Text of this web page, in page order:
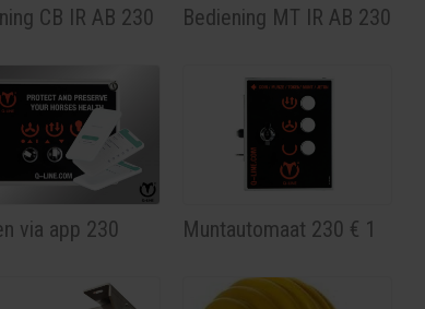
CB IR AB 230 Bediening MT IR AB 230
via app 230 Muntautomaat 230 € 1